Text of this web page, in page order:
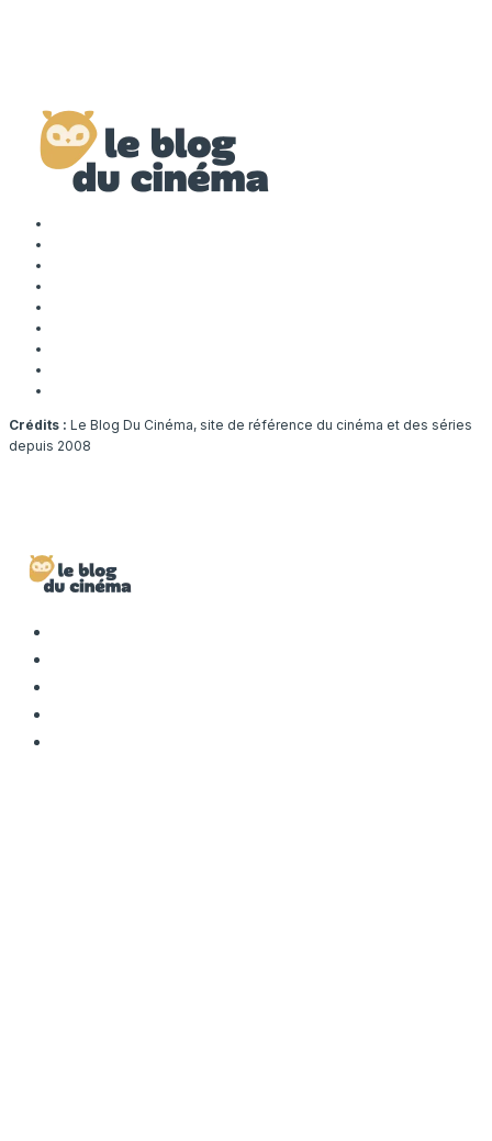
Crédits : Le Blog Du Cinéma, site de référence du cinéma et des séries
depuis 2008